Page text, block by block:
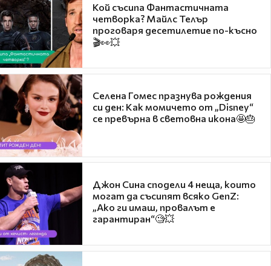
Кой съсипа Фантастичната
четворка? Майлс Телър
проговаря десетилетие по-късно
🎬👀💥
Селена Гомес празнува рождения
си ден: Как момичето от „Disney“
се превърна в световна икона🤩🎂
Джон Сина сподели 4 неща, които
могат да съсипят всяко GenZ:
„Ако ги имаш, провалът е
гарантиран“🧐💥